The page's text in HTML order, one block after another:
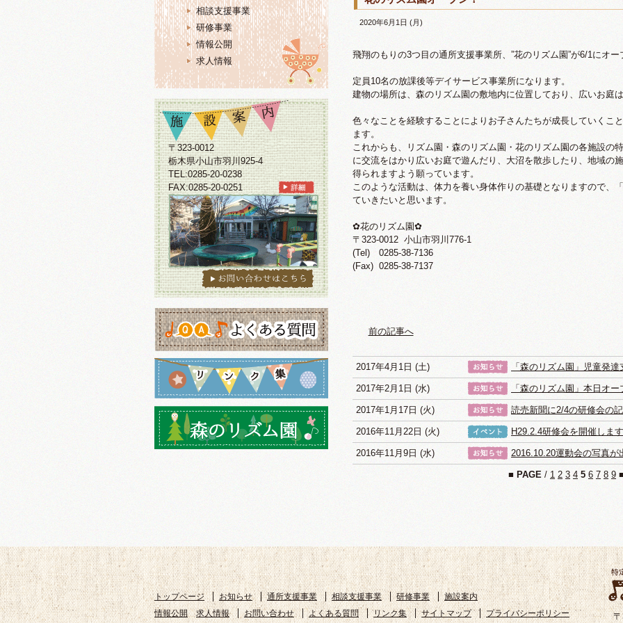
2020年6月1日 (月)
飛翔のもりの3つ目の通所支援事業所、”花のリズム園”が6/1にオ
定員10名の放課後等デイサービス事業所になります。
建物の場所は、森のリズム園の敷地内に位置しており、広いお庭
色々なことを経験することによりお子さんたちが成長していくこ
ます。
これからも、リズム園・森のリズム園・花のリズム園の各施設の
に交流をはかり広いお庭で遊んだり、大沼を散歩したり、地域の
得られますよう願っています。
このような活動は、体力を養い身体作りの基礎となりますので、
ていきたいと思います。
✿花のリズム園✿
〒323-0012 小山市羽川776-1
(Tel) 0285-38-7136
(Fax) 0285-38-7137
前の記事へ
2017年4月1日 (土) 「森のリズム園」児童発
2017年2月1日 (水) 「森のリズム園」本日オー
2017年1月17日 (火) 読売新聞に2/4の研修会の
2016年11月22日 (火) H29.2.4研修会を開催しま
2016年11月9日 (水) 2016.10.20運動会の写真が
■ PAGE / 1 2 3 4 5 6 7 8 9
相談支援事業
研修事業
情報公開
求人情報
〒323-0012
栃木県小山市羽川925-4
TEL:0285-20-0238
FAX:0285-20-0251
トップページ お知らせ 通所支援事業 相談支援事業 研修事業
施設案内
情報公開
求人情報 お問い合わせ よくある質問 リンク集 サイトマップ プライバシーポリシー